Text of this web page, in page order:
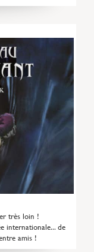
très loin !
internationale... de
amis !